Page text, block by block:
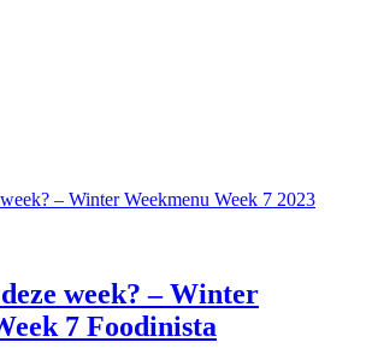
week? – Winter
7 Foodinista